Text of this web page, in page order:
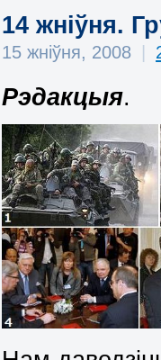
14 жніўня.
15 жніўня, 2008
Рэдакцыя.